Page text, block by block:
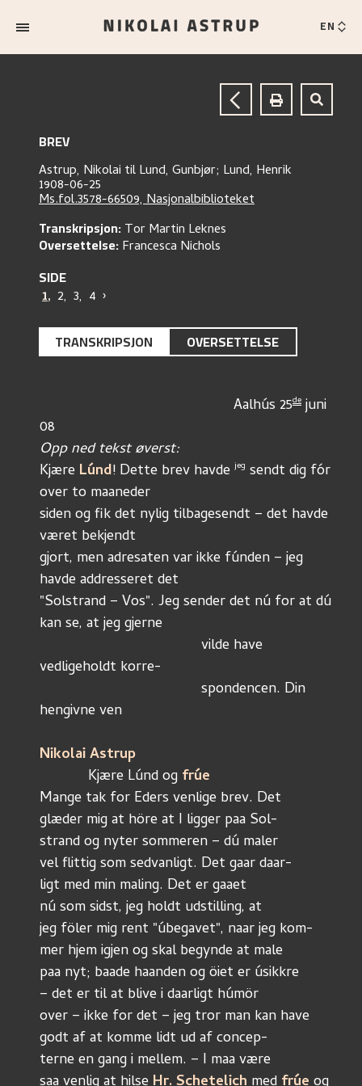
EN
BREV
Astrup, Nikolai tilLund, Gunbjør; Lund, Henrik
1908-06-25
Ms.fol.3578-66509, Nasjonalbiblioteket
Transkripsjon:Tor Martin Leknes
Oversettelse:Francesca Nichols
SIDE
1, 2, 3, 4 ›
TRANSKRIPSJON OVERSETTELSE
						Aalhús 25
de juni
08
Opp ned tekst øverst:
Kjære Lúnd! Dette brev havde jeg sendt dig fór
over to maaneder
siden og fik det nylig tilbagesendt – det havde
været bekjendt
gjort, men adresaten var ikke fúnden – jeg
havde addresseret det
"Solstrand – Vos". Jeg sender det nú for at dú
kan se, at jeg gjerne
vedligeholdt korre-
hengivne ven
Nikolai Astrup
	    Kjære Lúnd og
frúe
Mange tak for Eders venlige brev. Det
glæder mig at höre at I ligger paa Sol-
strand og nyter sommeren – dú maler
vel flittig som sedvanligt. Det gaar daar-
ligt med min maling. Det er gaaet
nú som sidst, jeg holdt udstilling, at
jeg föler mig rent "úbegavet", naar jeg kom-
mer hjem igjen og skal begynde at male
paa nyt; baade haanden og öiet er úsikkre
– det er til at blive i daarligt húmör
over – ikke for det – jeg tror man kan have
godt af at komme lidt ud af concep-
terne en gang i mellem. – I maa være